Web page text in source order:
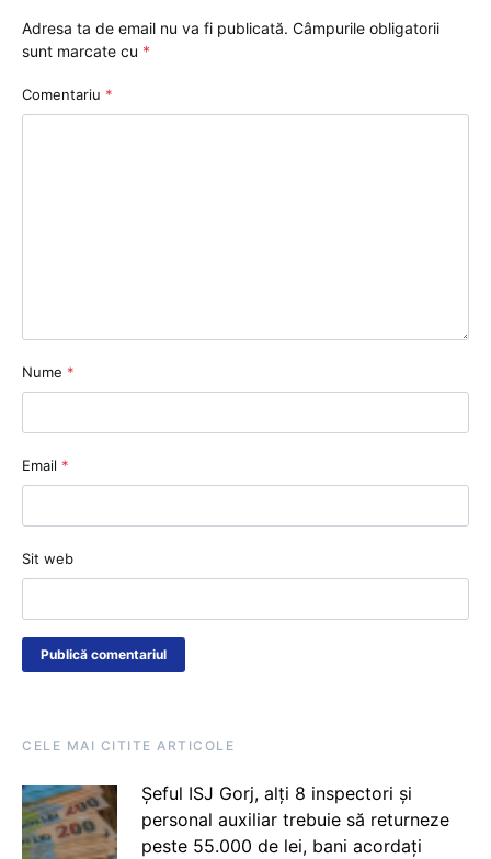
Adresa ta de email nu va fi publicată. Câmpurile obligatorii
sunt marcate cu *
Comentariu *
Nume *
Email *
Sit web
CELE MAI CITITE ARTICOLE
Șeful ISJ Gorj, alți 8 inspectori și
personal auxiliar trebuie să returneze
peste 55.000 de lei, bani acordați